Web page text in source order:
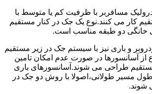
مسافربر با ظرفیت کم یا متوسط با
کار می کنند.نوع یک جک در کنار مستقیم
خانگی دو طبقه مناسب است.
و باری نیز با سیستم جک در زیر مستقیم
از آسانسورها در صورت عدم امکان تامین
طراحی می شوند.آسانسورهای باری
مسیر طولانی،اصولا با روش دو جک در
شوند.